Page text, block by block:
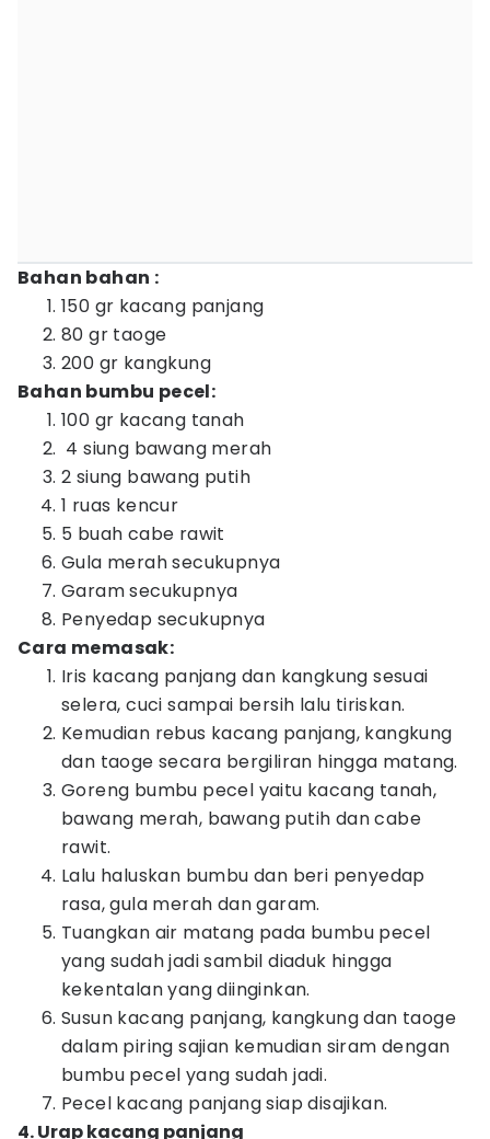
Bahan bahan :
150 gr kacang panjang
80 gr taoge
200 gr kangkung
Bahan bumbu pecel:
100 gr kacang tanah
4 siung bawang merah
2 siung bawang putih
1 ruas kencur
5 buah cabe rawit
Gula merah secukupnya
Garam secukupnya
Penyedap secukupnya
Cara memasak:
Iris kacang panjang dan kangkung sesuai
selera, cuci sampai bersih lalu tiriskan.
Kemudian rebus kacang panjang, kangkung
dan taoge secara bergiliran hingga matang.
Goreng bumbu pecel yaitu kacang tanah,
bawang merah, bawang putih dan cabe
rawit.
Lalu haluskan bumbu dan beri penyedap
rasa, gula merah dan garam.
Tuangkan air matang pada bumbu pecel
yang sudah jadi sambil diaduk hingga
kekentalan yang diinginkan.
Susun kacang panjang, kangkung dan taoge
dalam piring sajian kemudian siram dengan
bumbu pecel yang sudah jadi.
Pecel kacang panjang siap disajikan.
4. Urap kacang panjang